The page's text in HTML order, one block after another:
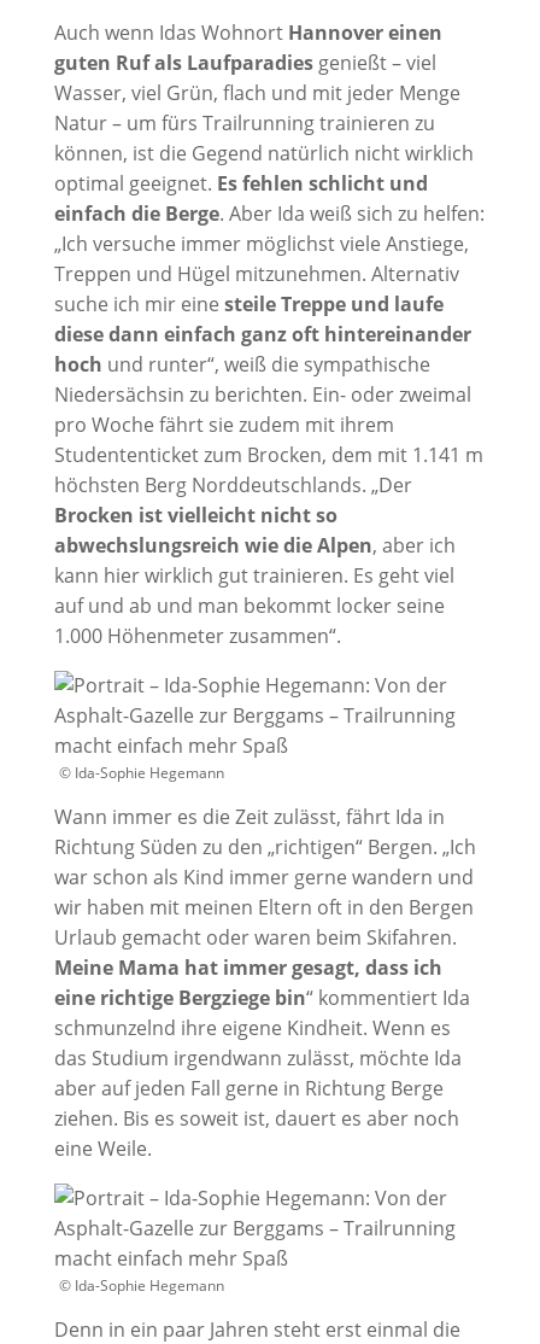
Auch wenn Idas Wohnort Hannover einen
guten Ruf als Laufparadiesgenießt – viel
Wasser, viel Grün, flach und mit jeder Menge
Natur – um fürs Trailrunning trainieren zu
können, ist die Gegend natürlich nicht wirklich
optimal geeignet. Es fehlen schlicht und
einfach die Berge. Aber Ida weiß sich zu helfen:
„Ich versuche immer möglichst viele Anstiege,
Treppen und Hügel mitzunehmen. Alternativ
suche ich mir eine steile Treppe und laufe
diese dann einfach ganz oft hintereinander
hoch und runter“, weiß die sympathische
Niedersächsin zu berichten. Ein- oder zweimal
pro Woche fährt sie zudem mit ihrem
Studententicket zum Brocken, dem mit 1.141 m
höchsten Berg Norddeutschlands. „Der
Brocken ist vielleicht nicht so
abwechslungsreich wie die Alpen, aber ich
kann hier wirklich gut trainieren. Es geht viel
auf und ab und man bekommt locker seine
1.000 Höhenmeter zusammen“.
© Ida-Sophie Hegemann
Wann immer es die Zeit zulässt, fährt Ida in
Richtung Süden zu den „richtigen“ Bergen. „Ich
war schon als Kind immer gerne wandern und
wir haben mit meinen Eltern oft in den Bergen
Urlaub gemacht oder waren beim Skifahren.
Meine Mama hat immer gesagt, dass ich
eine richtige Bergziege bin“ kommentiert Ida
schmunzelnd ihre eigene Kindheit. Wenn es
das Studium irgendwann zulässt, möchte Ida
aber auf jeden Fall gerne in Richtung Berge
ziehen. Bis es soweit ist, dauert es aber noch
eine Weile.
© Ida-Sophie Hegemann
Denn in ein paar Jahren steht erst einmal die